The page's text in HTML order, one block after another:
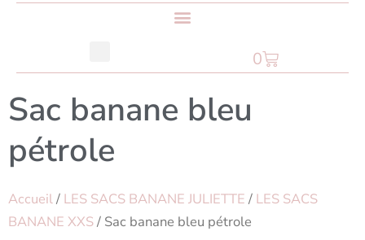
0
Sac banane bleu
pétrole
Accueil/ LES SACS BANANE JULIETTE / LES SACS
BANANE XXS/ Sac banane bleu pétrole